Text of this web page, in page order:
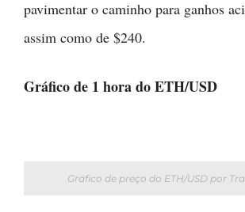
pavimentar o caminho para ganhos
assim como de $240.
Gráfico de 1 hora do ETH/USD
Gráfico de preço do ETH/USD por